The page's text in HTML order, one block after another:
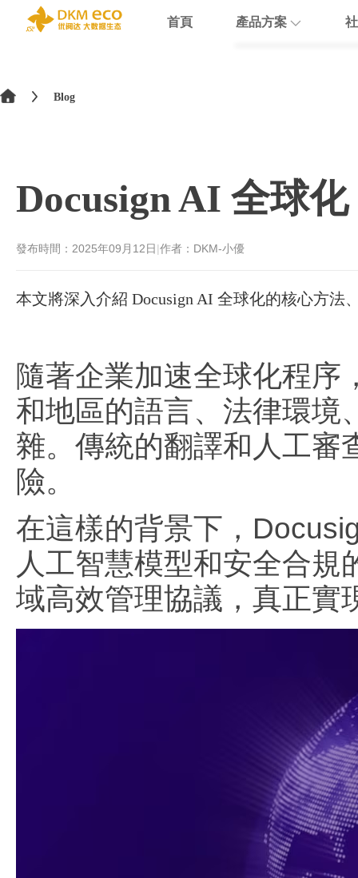
首頁 產品方案
Nextcloud
monday
简体中文Blog
Docusign AI 全球
發布時間： 2025年09月12日 |作者：DKM-小優
本文將深入介紹 Docusign AI 全球化的核心方法
隨著企業加速全球化程序
和地區的語言、法律環境
雜。傳統的翻譯和人工審
險。
在這樣的背景下，
人工智慧模型和安全合
域高效管理協議，真正實